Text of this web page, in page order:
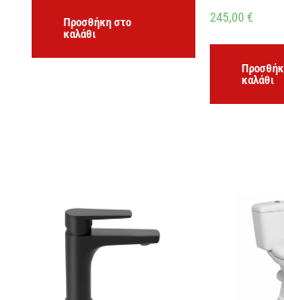
Προσθήκη στο
καλάθι
245,00 €
καλάθι